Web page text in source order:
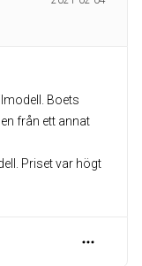
Boets
från ett annat
Priset var högt